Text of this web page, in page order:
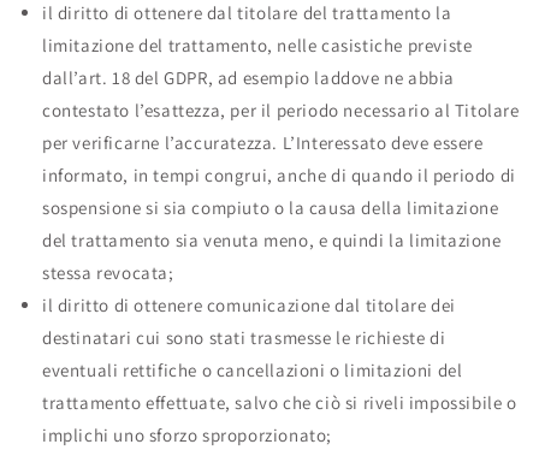
il diritto di ottenere dal titolare del trattamento la
limitazione del trattamento, nelle casistiche previste
dall’art. 18 del GDPR, ad esempio laddove ne abbia
contestato l’esattezza, per il periodo necessario al Titolare
per verificarne l’accuratezza. L’Interessato deve essere
informato, in tempi congrui, anche di quando il periodo di
sospensione si sia compiuto o la causa della limitazione
del trattamento sia venuta meno, e quindi la limitazione
stessa revocata;
il diritto di ottenere comunicazione dal titolare dei
destinatari cui sono stati trasmesse le richieste di
eventuali rettifiche o cancellazioni o limitazioni del
trattamento effettuate, salvo che ciò si riveli impossibile o
implichi uno sforzo sproporzionato;